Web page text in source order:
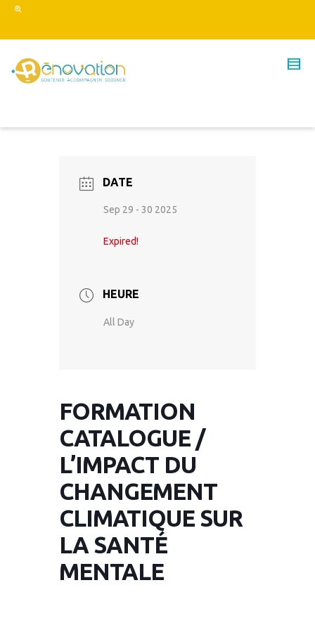
DATE
Sep 29 - 30 2025
Expired!
HEURE
All Day
FORMATION
CATALOGUE /
L’IMPACT DU
CHANGEMENT
CLIMATIQUE SUR
LA SANTÉ
MENTALE